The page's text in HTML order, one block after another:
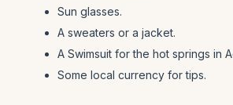
Sun glasses.
A sweaters or a jacket.
A Swimsuit for the hot springs in
Some local currency for tips.